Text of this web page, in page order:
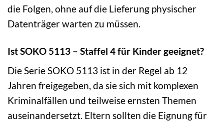
die Folgen, ohne auf die Lieferung physischer
Datenträger warten zu müssen.
Ist SOKO 5113 – Staffel 4 für Kinder geeignet?
Die Serie SOKO 5113 ist in der Regel ab 12
Jahren freigegeben, da sie sich mit komplexen
Kriminalfällen und teilweise ernsten Themen
auseinandersetzt. Eltern sollten die Eignung für